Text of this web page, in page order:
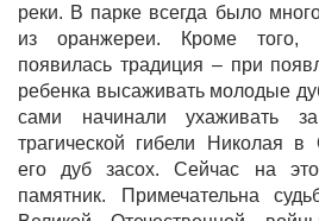
реки. В парке всегда было
из оранжереи. Кроме
появилась традиция – при
ребенка высаживать молодые
сами начинали ухаживать
трагической гибели Николая в
его дуб засох. Сейчас на
памятник. Примечательна